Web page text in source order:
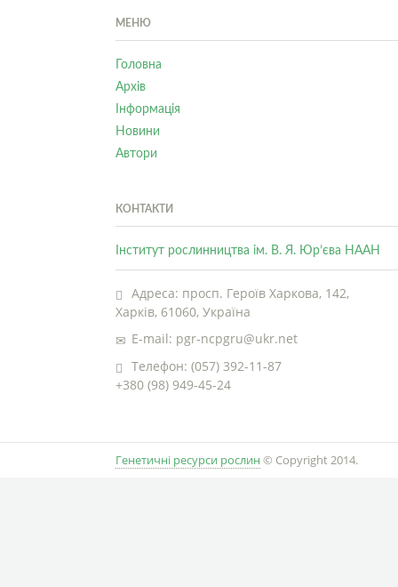
МЕНЮ
Головна
Архів
Інформація
Новини
Автори
КОНТАКТИ
Інститут рослинництва ім. В. Я. Юр’єва НААН
Адреса: просп. Героїв Харкова, 142,
Харків, 61060, Україна
E-mail: pgr-ncpgru@ukr.net
Телефон: (057) 392-11-87
+380 (98) 949-45-24
Генетичні ресурси рослин © Copyright 2014.